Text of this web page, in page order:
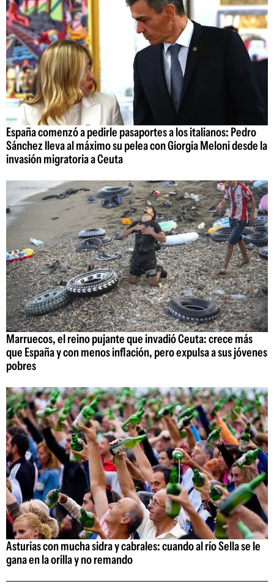
España comenzó a pedirle pasaportes a los italianos: Pedro
Sánchez lleva al máximo su pelea con Giorgia Meloni desde la
invasión migratoria a Ceuta
Marruecos, el reino pujante que invadió Ceuta: crece más
que España y con menos inflación, pero expulsa a sus jóvenes
pobres
Asturias con mucha sidra y cabrales: cuando al río Sella se le
gana en la orilla y no remando